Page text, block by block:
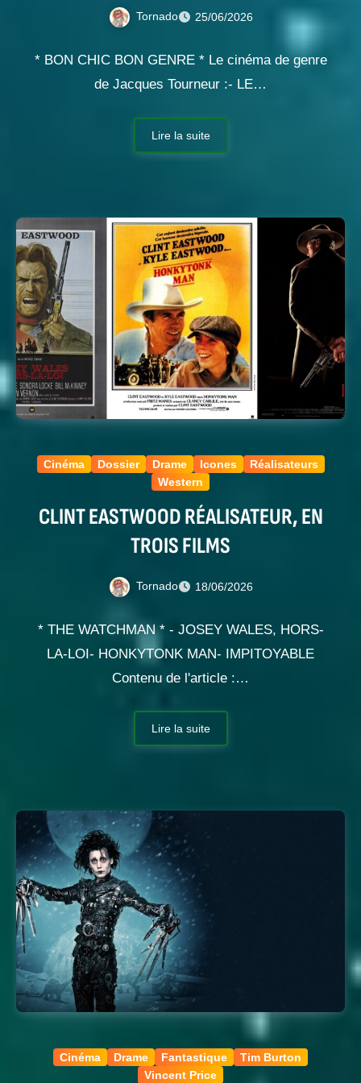
Tornado 25/06/2026
* BON CHIC BON GENRE * Le cinéma de genre
de Jacques Tourneur :- LE…
Lire la suite
Cinéma Dossier Drame Icones
Réalisateurs
Western
CLINT EASTWOOD RÉALISATEUR, EN
TROIS FILMS
Tornado 18/06/2026
* THE WATCHMAN * - JOSEY WALES, HORS-
LA-LOI- HONKYTONK MAN- IMPITOYABLE
Contenu de l'article :…
Lire la suite
Cinéma Drame Fantastique
Tim Burton
Vincent Price